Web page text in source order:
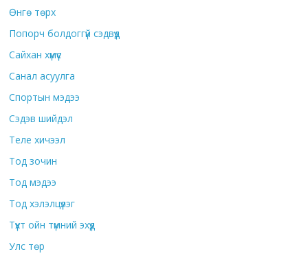
Өнгө төрх
Попорч болдоггүй сэдвүүд
Сайхан хүмүүс
Санал асуулга
Спортын мэдээ
Сэдэв шийдэл
Теле хичээл
Тод зочин
Тод мэдээ
Тод хэлэлцүүлэг
Түүхт ойн түмний эхүүд
Улс төр